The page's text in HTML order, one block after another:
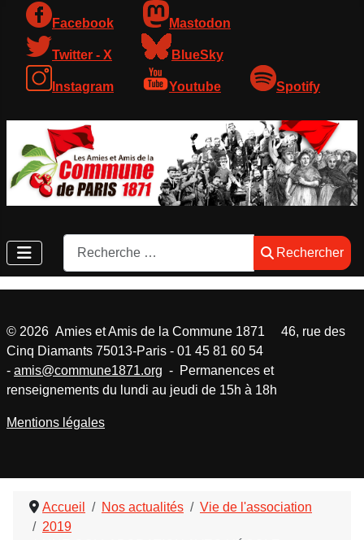
Facebook Mastodon
Twitter - X BlueSky
Instagram Youtube Spotify
Rechercher
Rechercher
Accueil Nos actualités
Vie de l'association
2019
© 2026 Amies et Amis de la Commune 1871 46, rue des
Cinq Diamants 75013-Paris - 01 45 81 60 54
- amis@commune1871.org - Permanences et
renseignements du lundi au jeudi de 15h à 18h
Mentions légales